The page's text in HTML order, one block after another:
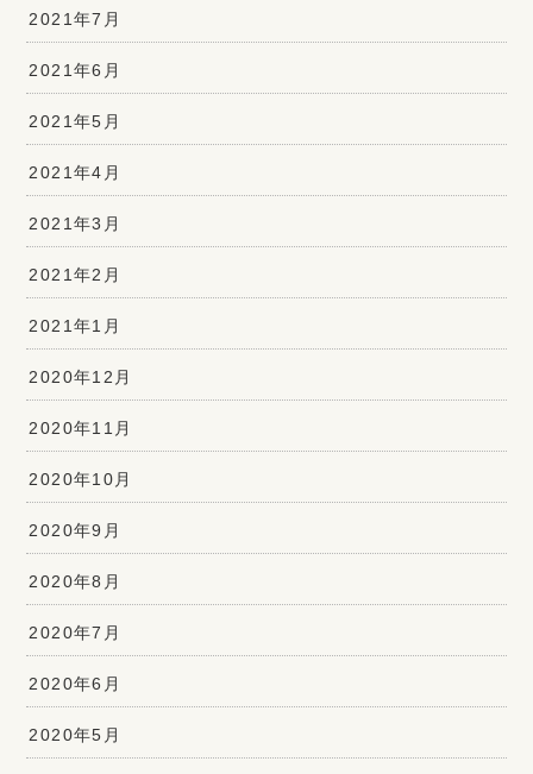
2021年7月
2021年6月
2021年5月
2021年4月
2021年3月
2021年2月
2021年1月
2020年12月
2020年11月
2020年10月
2020年9月
2020年8月
2020年7月
2020年6月
2020年5月